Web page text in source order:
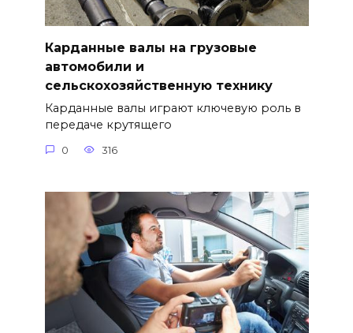
Карданные валы на грузовые
автомобили и
сельскохозяйственную технику
Карданные валы играют ключевую роль в
передаче крутящего
0 316